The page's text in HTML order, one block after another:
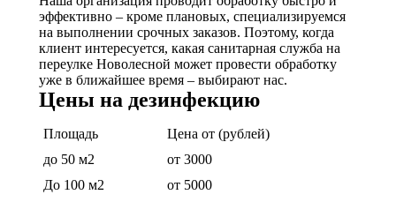
эффективно – кроме плановых, специализируемся
на выполнении срочных заказов. Поэтому, когда
клиент интересуется, какая санитарная служба на
переулке Новолесной может провести обработку
уже в ближайшее время – выбирают нас.
Цены на дезинфекцию
Площадь
Цена от (рублей)
до 50 м2
от 3000
До 100 м2
от 5000